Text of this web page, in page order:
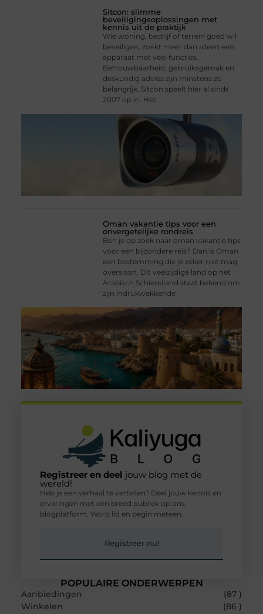
Sitcon: slimme
beveiligingsoplossingen met
kennis uit de praktijk
Wie woning, bedrijf of terrein goed wil
beveiligen, zoekt meer dan alleen een
apparaat met veel functies.
Betrouwbaarheid, gebruiksgemak en
deskundig advies zijn minstens zo
belangrijk. Sitcon speelt hier al sinds
2007 op in. Het
Oman vakantie tips voor een
onvergetelijke rondreis
Ben je op zoek naar oman vakantie tips
voor een bijzondere reis? Dan is Oman
een bestemming die je zeker niet mag
overslaan. Dit veelzijdige land op het
Arabisch Schiereiland staat bekend om
zijn indrukwekkende
POPULAIRE ONDERWERPEN
Aanbiedingen
(87 )
Winkelen
(86 )
Registreer en deel jouw blog met de
wereld!
Heb je een verhaal te vertellen? Deel jouw kennis en
ervaringen met een breed publiek op ons
blogplatform. Word lid en begin meteen.
Registreer nu!